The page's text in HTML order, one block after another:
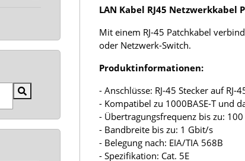
LAN Kabel RJ45 Netzwerkkabel
Mit einem RJ-45 Patchkabel
oder Netzwerk-Switch.
Produktinformationen:
- Anschlüsse: RJ-45 Stecker auf RJ-
- Kompatibel zu 1000BASE-T und
- Übertragungsfrequenz bis zu:
- Bandbreite bis zu: 1 Gbit/s
- Belegung nach: EIA/TIA 568B
- Spezifikation: Cat. 5E